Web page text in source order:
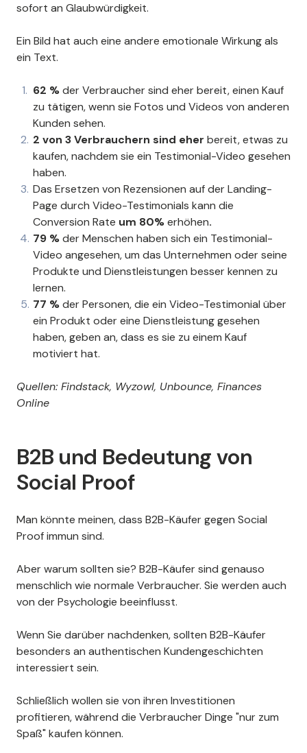
sofort an Glaubwürdigkeit.
Ein Bild hat auch eine andere emotionale Wirkung als
ein Text.
62 %der Verbraucher sind eher bereit, einen Kauf
zu tätigen, wenn sie Fotos und Videos von anderen
Kunden sehen.
2 von 3 Verbrauchern sind eher bereit, etwas zu
kaufen, nachdem sie ein Testimonial-Video gesehen
haben.
Das Ersetzen von Rezensionen auf der Landing-
Page durch Video-Testimonials kann die
Conversion Rate um 80%erhöhen.
79 %der Menschen haben sich ein Testimonial-
Video angesehen, um das Unternehmen oder seine
Produkte und Dienstleistungen besser kennen zu
lernen.
77 %der Personen, die ein Video-Testimonial über
ein Produkt oder eine Dienstleistung gesehen
haben, geben an, dass es sie zu einem Kauf
motiviert hat.
Quellen: Findstack, Wyzowl, Unbounce, Finances
Online
B2B und Bedeutung von
Social Proof
Man könnte meinen, dass B2B-Käufer gegen Social
Proof immun sind.
Aber warum sollten sie? B2B-Käufer sind genauso
menschlich wie normale Verbraucher. Sie werden auch
von der Psychologie beeinflusst.
Wenn Sie darüber nachdenken, sollten B2B-Käufer
besonders an authentischen Kundengeschichten
interessiert sein.
Schließlich wollen sie von ihren Investitionen
profitieren, während die Verbraucher Dinge "nur zum
Spaß" kaufen können.